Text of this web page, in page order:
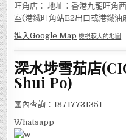
旺角店： 地址：香港九龍旺角
室(港鐵旺角站E2出口或港鐵油
進入Google Map 檢視較大的地圖
深水埗雪茄店
Shui Po)
國內查詢： 18717731351
Whatsapp